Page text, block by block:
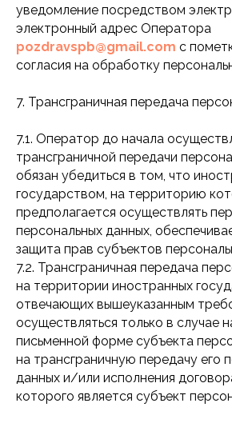
уведомление посредством
электронный адрес Оператора
pozdravspb@gmail.com с
согласия на обработку
7. Трансграничная передача
7.1. Оператор до начала
трансграничной передачи
обязан убедиться в том, что
государством, на территорию
предполагается осуществлять
персональных данных,
защита прав субъектов
7.2. Трансграничная передача
на территории иностранных
отвечающих вышеуказанным
осуществляться только в случае
письменной форме субъекта
на трансграничную передачу его
данных и/или исполнения
которого является субъект